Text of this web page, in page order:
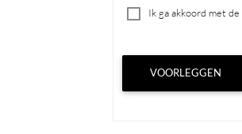
Ik ga akkoord met de
VOORLEGGEN